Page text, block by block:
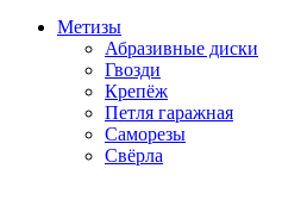
Метизы
Абразивные диски
Гвозди
Крепёж
Петля гаражная
Саморезы
Свёрла